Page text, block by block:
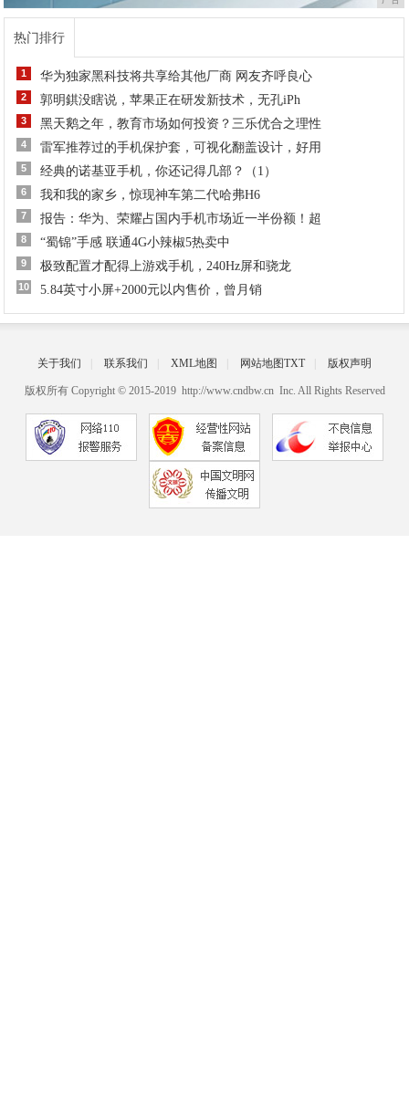
热门排行
1 华为独家黑科技将共享给其他厂商 网友齐呼良心
2 郭明錤没瞎说，苹果正在研发新技术，无孔iPh
3 黑天鹅之年，教育市场如何投资？三乐优合之理性
4 雷军推荐过的手机保护套，可视化翻盖设计，好用
5 经典的诺基亚手机，你还记得几部？（1）
6 我和我的家乡，惊现神车第二代哈弗H6
7 报告：华为、荣耀占国内手机市场近一半份额！超
8 “蜀锦”手感 联通4G小辣椒5热卖中
9 极致配置才配得上游戏手机，240Hz屏和骁龙
10 5.84英寸小屏+2000元以内售价，曾月销
关于我们 联系我们 XML地图 网站地图TXT 版权声明
版权所有 Copyright © 2015-2019 http://www.cndbw.cn Inc. All Rights Reserved